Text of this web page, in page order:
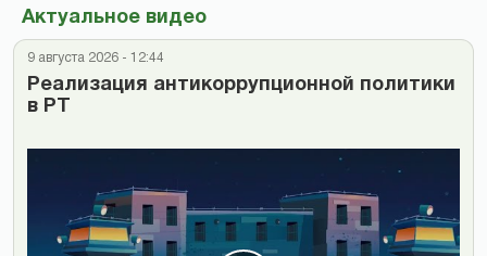
Актуальное видео
9 августа 2026 - 12:44
Реализация антикоррупционной политики
в РТ